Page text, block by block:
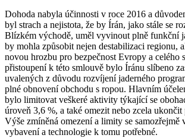
Dohoda nabyla účinnosti v roce 2016 a
byl strach a nejistota, že by Írán, jako stále se
Blízkém východě, uměl vyvinout plně funkční
by mohla způsobit nejen destabilizaci regionu,
novou hrozbu pro bezpečnost Evropy a celého
přistoupení k této smlouvě bylo Íránu slíbeno
uvalených z důvodu rozvíjení jaderného
plné obnovení obchodu s ropou. Hlavním
bylo limitovat veškeré aktivity týkající se
úroveň 3,6 %, a také omezit nebo zcela
Výše zmíněná omezení a limity se samozřejmě
vybavení a technologie k tomu potřebné.